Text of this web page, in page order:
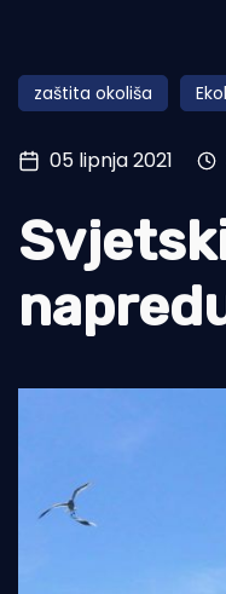
Pomorstvo
Ribolov
Tradicija i kultura
zaštita okoliša
05 lipnja 2021